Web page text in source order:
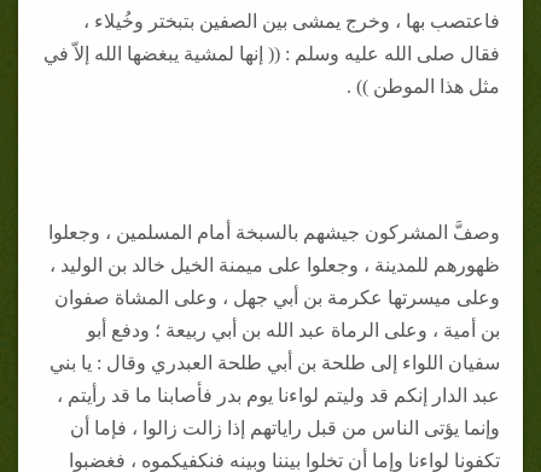
فاعتصب بها ، وخرج يمشى بين الصفين بتبختر وخُيلاء ،
فقال صلى الله عليه وسلم : (( إنها لمشية يبغضها الله إلاّ في
مثل هذا الموطن )) .
وصفَّ المشركون جيشهم بالسبخة أمام المسلمين ، وجعلوا
ظهورهم للمدينة ، وجعلوا على ميمنة الخيل خالد بن الوليد ،
وعلى ميسرتها عكرمة بن أبي جهل ، وعلى المشاة صفوان
بن أمية ، وعلى الرماة عبد الله بن أبي ربيعة ؛ ودفع أبو
سفيان اللواء إلى طلحة بن أبي طلحة العبدري وقال : يا بني
عبد الدار إنكم قد وليتم لواءنا يوم بدر فأصابنا ما قد رأيتم ،
وإنما يؤتى الناس من قبل راياتهم إذا زالت زالوا ، فإما أن
تكفونا لواءنا وإما أن تخلوا بيننا وبينه فنكفيكموه ، فغضبوا